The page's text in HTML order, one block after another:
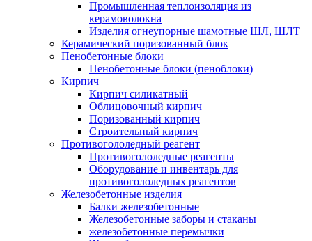
Промышленная теплоизоляция из
керамоволокна
Изделия огнеупорные шамотные ШЛ, ШЛТ
Керамический поризованный блок
Пенобетонные блоки
Пенобетонные блоки (пеноблоки)
Кирпич
Кирпич силикатный
Облицовочный кирпич
Поризованный кирпич
Строительный кирпич
Противогололедный реагент
Противогололедные реагенты
Оборудование и инвентарь для
противогололедных реагентов
Железобетонные изделия
Балки железобетонные
Железобетонные заборы и стаканы
железобетонные перемычки